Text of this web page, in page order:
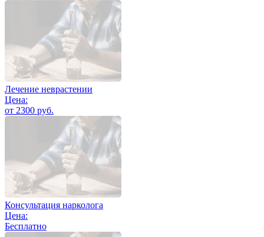
Лечение неврастении
Цена:
от 2300 руб.
Консультация нарколога
Цена:
Бесплатно